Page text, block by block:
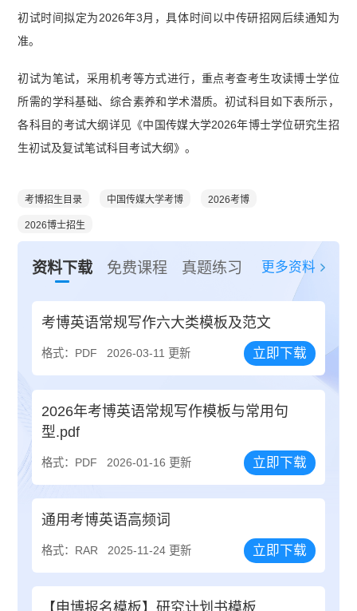
初试时间拟定为2026年3月，具体时间以中传研招网后续通知为
准。
初试为笔试，采用机考等方式进行，重点考查考生攻读博士学位
所需的学科基础、综合素养和学术潜质。初试科目如下表所示，
各科目的考试大纲详见《中国传媒大学2026年博士学位研究生招
生初试及复试笔试科目考试大纲》。
考博招生目录 中国传媒大学考博 2026考博
2026博士招生
资料下载 免费课程 真题练习 更多资料
考博英语常规写作六大类模板及范文
格式：PDF 2026-03-11 更新 立即下载
2026年考博英语常规写作模板与常用句
型.pdf
格式：PDF 2026-01-16 更新 立即下载
通用考博英语高频词
格式：RAR 2025-11-24 更新 立即下载
【申博报名模板】研究计划书模板